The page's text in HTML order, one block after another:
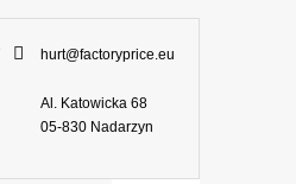
hurt@factoryprice.eu
Al. Katowicka 68
05-830 Nadarzyn